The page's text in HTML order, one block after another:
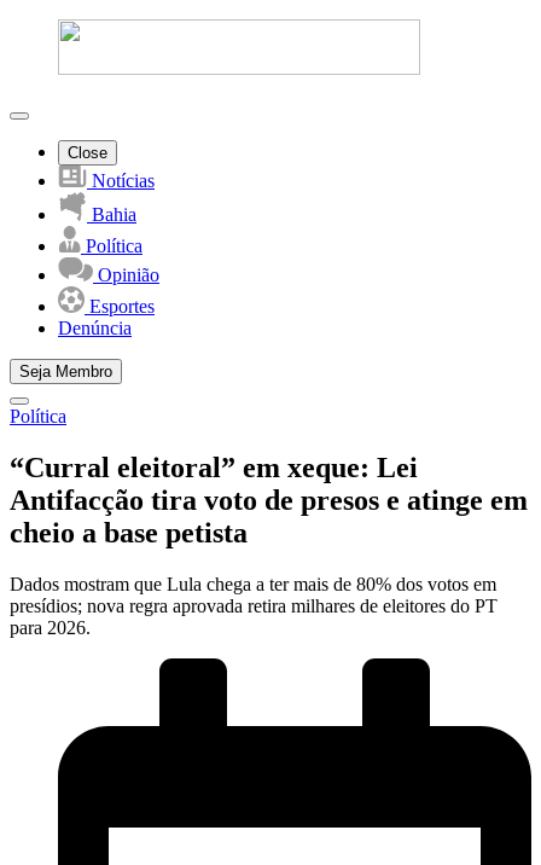
Close
Notícias
Bahia
Política
Opinião
Esportes
Denúncia
Seja Membro
Política
“Curral eleitoral” em xeque: Lei
Antifacção tira voto de presos e atinge em
cheio a base petista
Dados mostram que Lula chega a ter mais de 80% dos votos em
presídios; nova regra aprovada retira milhares de eleitores do PT
para 2026.